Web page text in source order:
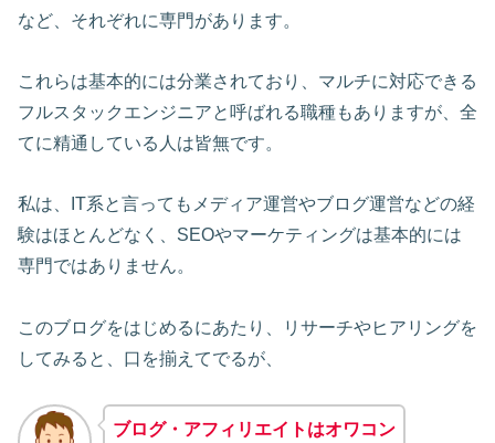
など、それぞれに専門があります。
これらは基本的には分業されており、マルチに対応できる
フルスタックエンジニアと呼ばれる職種もありますが、全
てに精通している人は皆無です。
私は、IT系と言ってもメディア運営やブログ運営などの経
験はほとんどなく、SEOやマーケティングは基本的には
専門ではありません。
このブログをはじめるにあたり、リサーチやヒアリングを
してみると、口を揃えてでるが、
ブログ・アフィリエイトはオワコン